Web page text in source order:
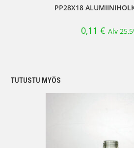
PP28X18
0,11 € Alv
TUTUSTU MYÖS